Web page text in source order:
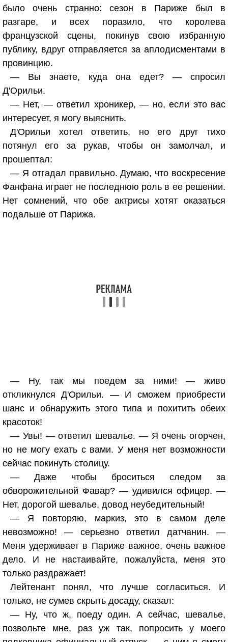
было очень странно: сезон в Париже был в
разгаре, и всех поразило, что королева
французской сцены, покинув свою избранную
публику, вдруг отправляется за аплодисментами в
провинцию.
— Вы знаете, куда она едет? — спросил
Д'Орильи.
— Нет, — ответил хроникер, — но, если это вас
интересует, я могу выяснить.
Д'Орильи хотел ответить, но его друг тихо
потянул его за рукав, чтобы он замолчал, и
прошептал:
— Я отгадал правильно. Думаю, что воскресение
Фанфана играет не последнюю роль в ее решении.
Нет сомнений, что обе актрисы хотят оказаться
подальше от Парижа.
— Ну, так мы поедем за ними! — живо
откликнулся Д'Орильи. — И сможем приобрести
шанс и обнаружить этого типа и похитить обеих
красоток!
— Увы! — ответил шевалье. — Я очень огорчен,
но не могу ехать с вами. У меня нет возможности
сейчас покинуть столицу.
— Даже чтобы броситься следом за
обворожительной Фавар? — удивился офицер. —
Нет, дорогой шевалье, довод неубедительный!
— Я повторяю, маркиз, это в самом деле
невозможно! — серьезно ответил датчанин. —
Меня удерживает в Париже важное, очень важное
дело. И не настаивайте, пожалуйста, меня это
только раздражает!
Лейтенант понял, что лучше согласиться. И
только, не сумев скрыть досаду, сказал:
— Ну, что ж, поеду один. А сейчас, шевалье,
позвольте мне, раз уж так, попросить у моего